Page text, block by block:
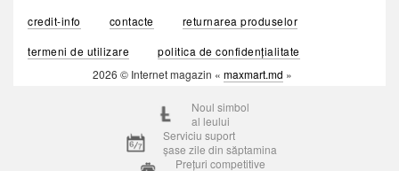
credit-info
contacte
returnarea produselor
termeni de utilizare
politica de confidențialitate
2026 © Internet magazin « maxmart.md »
Noul simbol
al leului
Serviciu suport
șase zile din săptamina
Prețuri competitive